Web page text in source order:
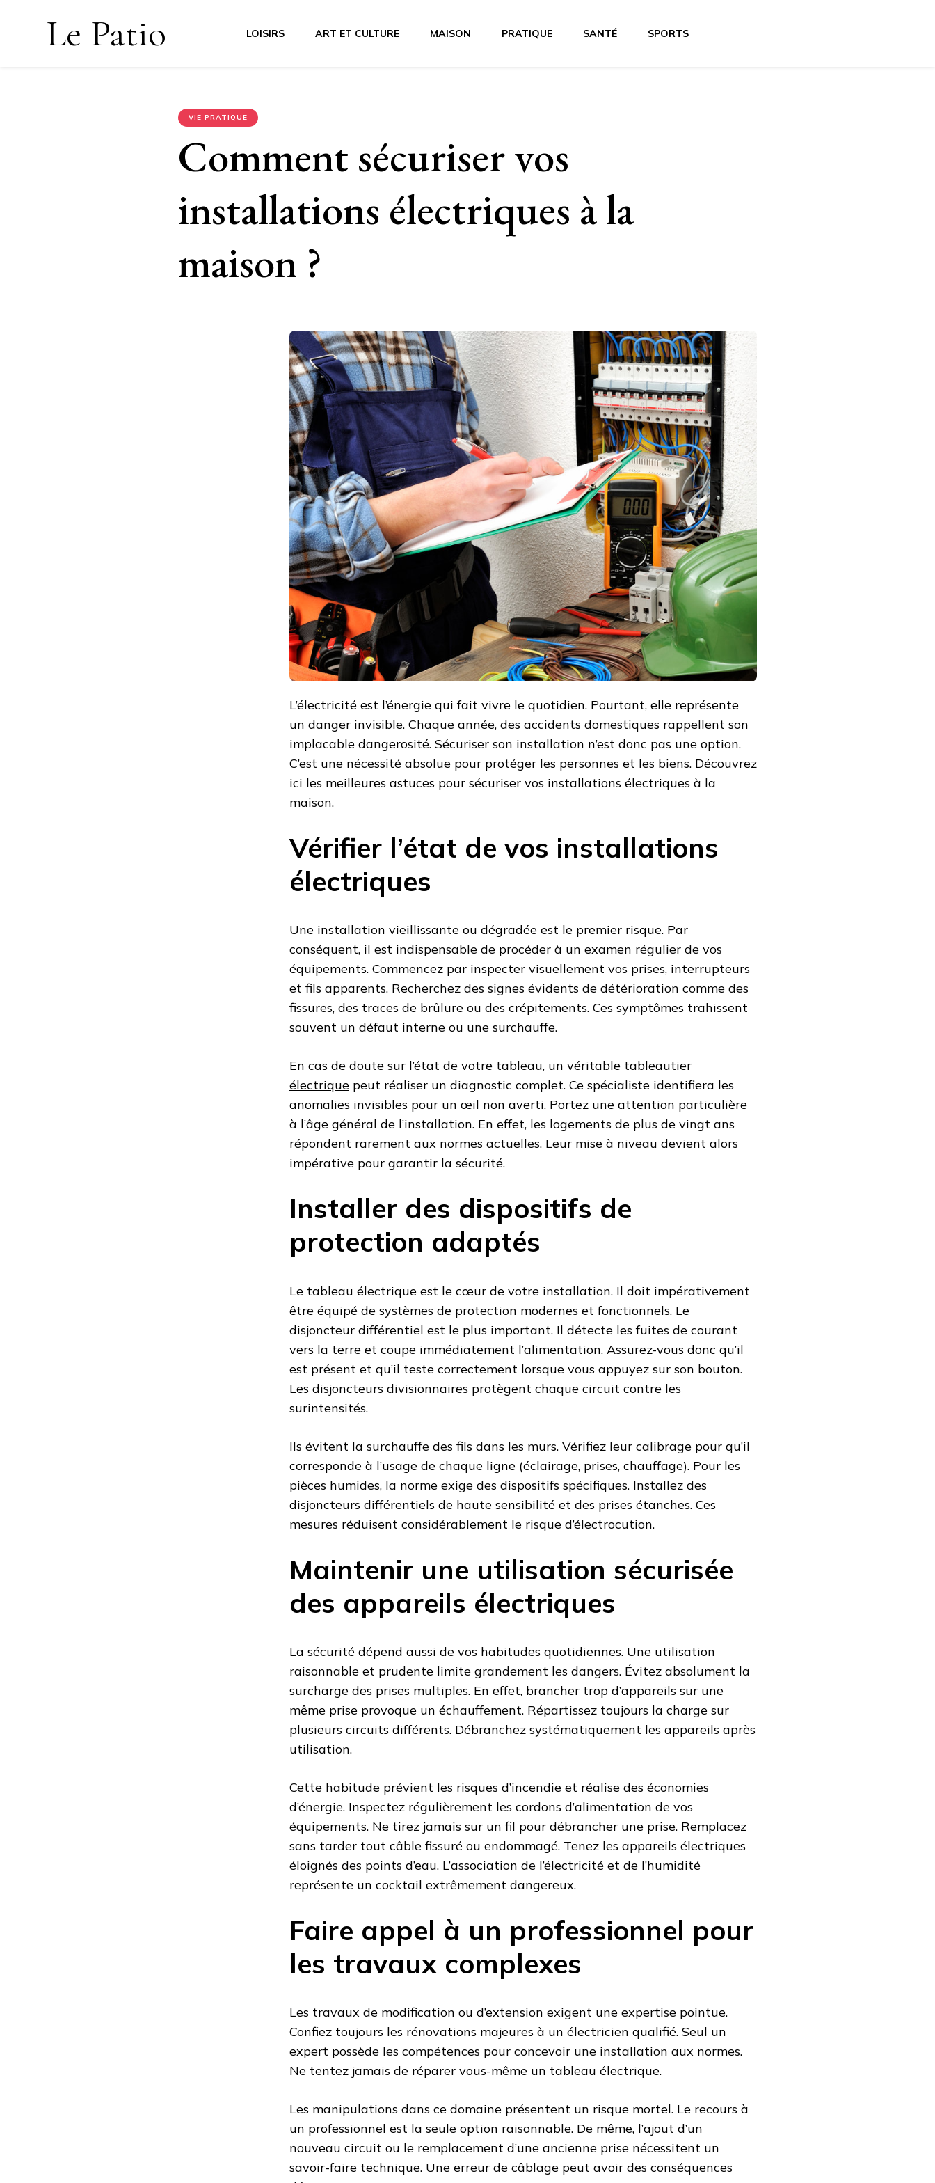
Le Patio LOISIRS ART ET CULTURE MAISON PRATIQUE SANTÉ SPORTS
VIE PRATIQUE
Comment sécuriser vos
installations électriques à la
maison ?
L’électricité est l’énergie qui fait vivre le quotidien. Pourtant, elle représente
un danger invisible. Chaque année, des accidents domestiques rappellent son
implacable dangerosité. Sécuriser son installation n’est donc pas une option.
C’est une nécessité absolue pour protéger les personnes et les biens. Découvrez
ici les meilleures astuces pour sécuriser vos installations électriques à la
maison.
Vérifier l’état de vos installations
électriques
Une installation vieillissante ou dégradée est le premier risque. Par
conséquent, il est indispensable de procéder à un examen régulier de vos
équipements. Commencez par inspecter visuellement vos prises, interrupteurs
et fils apparents. Recherchez des signes évidents de détérioration comme des
fissures, des traces de brûlure ou des crépitements. Ces symptômes trahissent
souvent un défaut interne ou une surchauffe.
En cas de doute sur l’état de votre tableau, un véritable tableautier
électrique peut réaliser un diagnostic complet. Ce spécialiste identifiera les
anomalies invisibles pour un œil non averti. Portez une attention particulière
à l’âge général de l’installation. En effet, les logements de plus de vingt ans
répondent rarement aux normes actuelles. Leur mise à niveau devient alors
impérative pour garantir la sécurité.
Installer des dispositifs de
protection adaptés
Le tableau électrique est le cœur de votre installation. Il doit impérativement
être équipé de systèmes de protection modernes et fonctionnels. Le
disjoncteur différentiel est le plus important. Il détecte les fuites de courant
vers la terre et coupe immédiatement l’alimentation. Assurez-vous donc qu’il
est présent et qu’il teste correctement lorsque vous appuyez sur son bouton.
Les disjoncteurs divisionnaires protègent chaque circuit contre les
surintensités.
Ils évitent la surchauffe des fils dans les murs. Vérifiez leur calibrage pour qu’il
corresponde à l’usage de chaque ligne (éclairage, prises, chauffage). Pour les
pièces humides, la norme exige des dispositifs spécifiques. Installez des
disjoncteurs différentiels de haute sensibilité et des prises étanches. Ces
mesures réduisent considérablement le risque d’électrocution.
Maintenir une utilisation sécurisée
des appareils électriques
La sécurité dépend aussi de vos habitudes quotidiennes. Une utilisation
raisonnable et prudente limite grandement les dangers. Évitez absolument la
surcharge des prises multiples. En effet, brancher trop d’appareils sur une
même prise provoque un échauffement. Répartissez toujours la charge sur
plusieurs circuits différents. Débranchez systématiquement les appareils après
utilisation.
Cette habitude prévient les risques d’incendie et réalise des économies
d’énergie. Inspectez régulièrement les cordons d’alimentation de vos
équipements. Ne tirez jamais sur un fil pour débrancher une prise. Remplacez
sans tarder tout câble fissuré ou endommagé. Tenez les appareils électriques
éloignés des points d’eau. L’association de l’électricité et de l’humidité
représente un cocktail extrêmement dangereux.
Faire appel à un professionnel pour
les travaux complexes
Les travaux de modification ou d’extension exigent une expertise pointue.
Confiez toujours les rénovations majeures à un électricien qualifié. Seul un
expert possède les compétences pour concevoir une installation aux normes.
Ne tentez jamais de réparer vous-même un tableau électrique.
Les manipulations dans ce domaine présentent un risque mortel. Le recours à
un professionnel est la seule option raisonnable. De même, l’ajout d’un
nouveau circuit ou le remplacement d’une ancienne prise nécessitent un
savoir-faire technique. Une erreur de câblage peut avoir des conséquences